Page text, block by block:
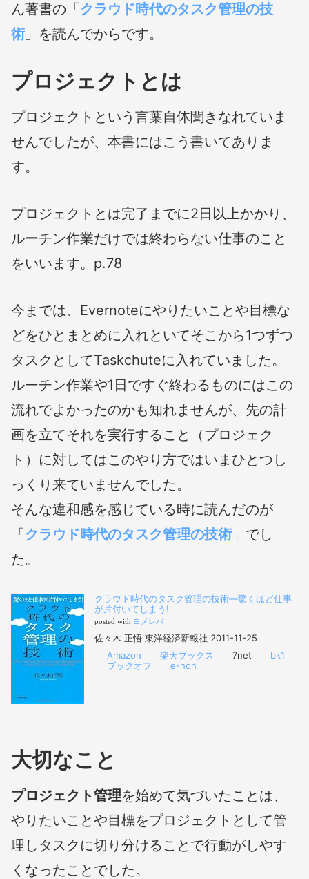
ん著書の「クラウド時代のタスク管理の技
術 」を読んでからです。
プロジェクトとは
プロジェクトという言葉自体聞きなれていま
せんでしたが、本書にはこう書いてありま
す。
プロジェクトとは完了までに2日以上かかり、
ルーチン作業だけでは終わらない仕事のこと
をいいます。p.78
今までは、Evernoteにやりたいことや目標な
どをひとまとめに入れといてそこから1つずつ
タスクとしてTaskchuteに入れていました。
ルーチン作業や1日ですぐ終わるものにはこの
流れでよかったのかも知れませんが、先の計
画を立てそれを実行すること（プロジェク
ト）に対してはこのやり方ではいまひとつし
っくり来ていませんでした。
そんな違和感を感じている時に読んだのが
「クラウド時代のタスク管理の技術 」でし
た。
クラウド時代のタスク管理の技術―驚くほど仕事
が片付いてしまう!
posted with ヨメレバ
佐々木 正悟 東洋経済新報社 2011-11-25
Amazon
楽天ブックス 7net
bk1
ブックオフ
e-hon
大切なこと
プロジェクト管理を始めて気づいたことは、
やりたいことや目標をプロジェクトとして管
理しタスクに切り分けることで行動がしやす
くなったことでした。